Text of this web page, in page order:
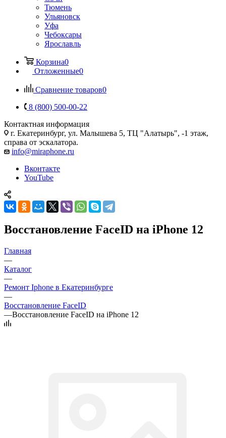
Тюмень
Ульяновск
Уфа
Чебоксары
Ярославль
Корзина0
Отложенные0
Сравнение товаров0
8 (800) 500-00-22
Контактная информация
г. Екатеринбург, ул. Малышева 5, ТЦ "Алатырь", -1 этаж,
справа от эскалатора.
info@miraphone.ru
Вконтакте
YouTube
Восстановление FaceID на iPhone 12
Главная
—
Каталог
—
Ремонт Iphone в Екатеринбурге
—
Восстановление FaceID
—Восстановление FaceID на iPhone 12